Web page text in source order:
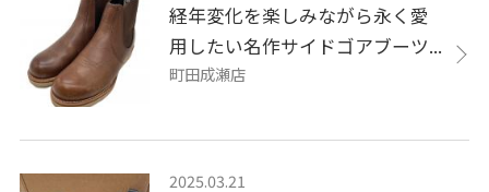
経年変化を楽しみながら永く愛
用したい名作サイドゴアブーツ...
町田成瀬店
2025.03.21